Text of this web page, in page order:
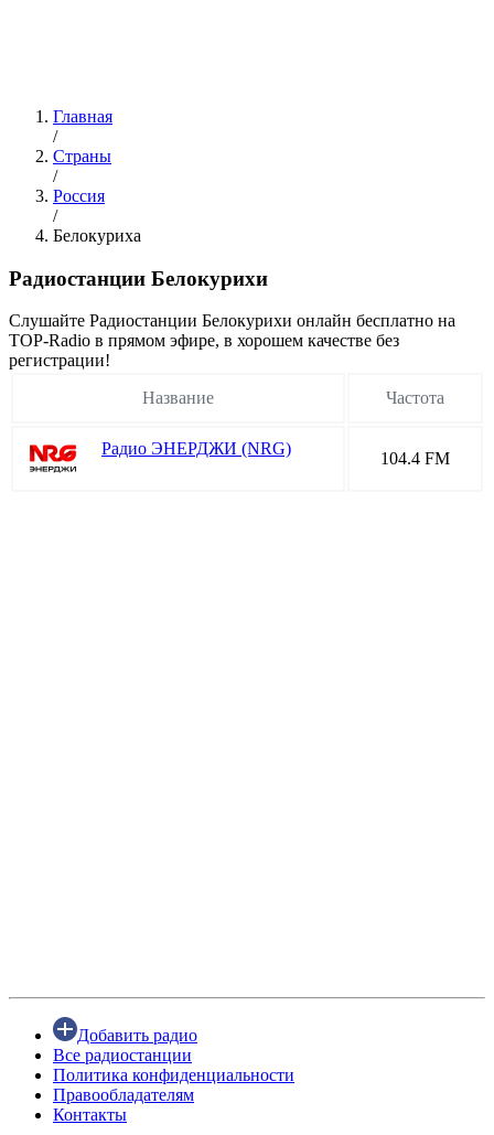
Главная
/
Страны
/
Россия
/
Белокуриха
Радиостанции Белокурихи
Cлушайте Радиостанции Белокурихи онлайн бесплатно на
TOP-Radio в прямом эфире, в хорошем качестве без
регистрации!
Название
Частота
Радио ЭНЕРДЖИ (NRG)
104.4 FM
Добавить радио
Все радиостанции
Политика конфиденциальности
Правообладателям
Контакты